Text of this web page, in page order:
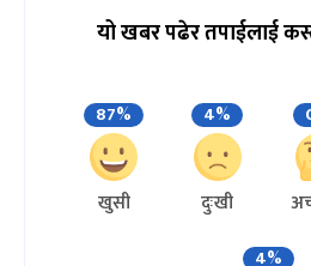
यो खबर पढेर तपाईलाई
87%
खुसी
4%
दुःखी
4%